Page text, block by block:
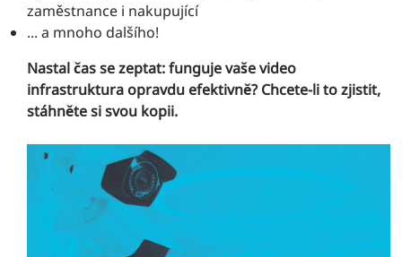
zaměstnance i nakupující
... a mnoho dalšího!
Nastal čas se zeptat: funguje vaše video
infrastruktura opravdu efektivně? Chcete-li to zjistit,
stáhněte si svou kopii.